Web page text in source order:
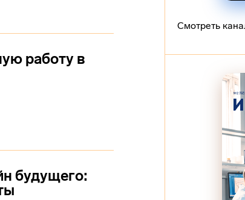
работу в
будущего:
Смотреть